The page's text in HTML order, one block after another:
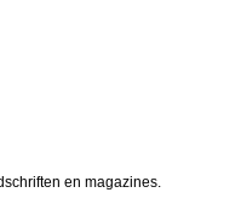
en magazines.